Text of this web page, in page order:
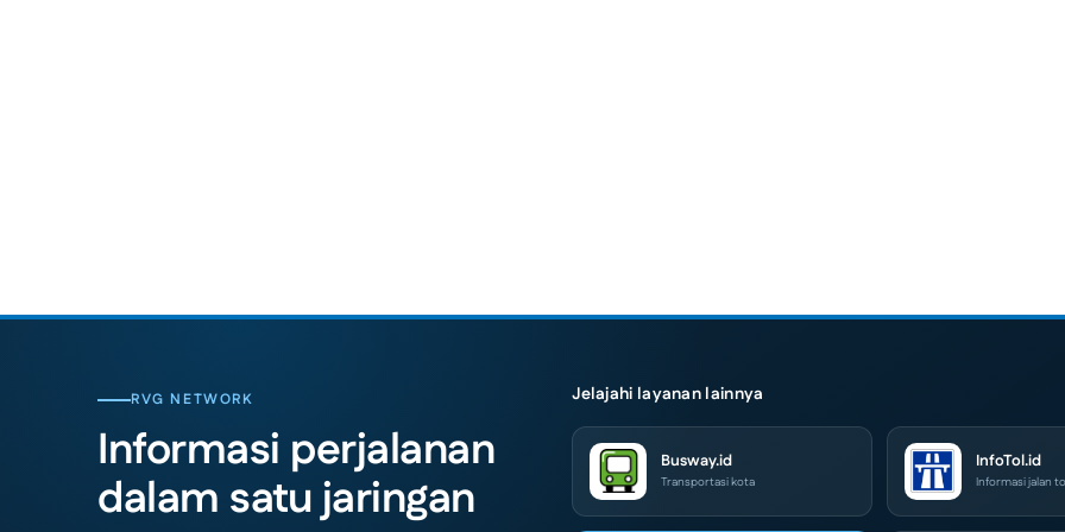
RVG NETWORK
Informasi perjalanan
dalam satu jaringan
Jelajahi layanan lainnya
Busway.id
Transportasi kota
InfoTol.id
Informasi jalan